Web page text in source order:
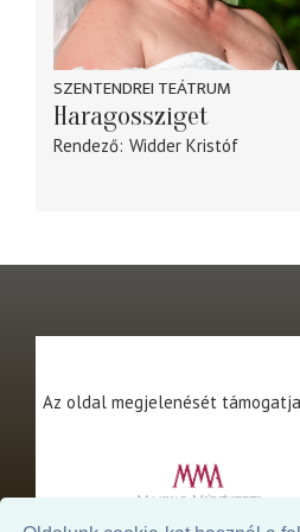
SZENTENDREI TEÁTRUM
Haragossziget
Rendező Widder Kristóf
Az oldal megjelenését